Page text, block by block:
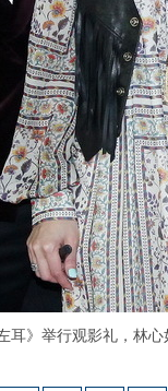
举行观影礼，林心